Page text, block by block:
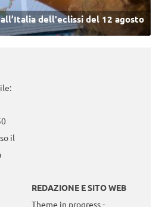
dell'eclissi del 12 agosto
il
REDAZIONE E SITO WEB
Theme in progress -